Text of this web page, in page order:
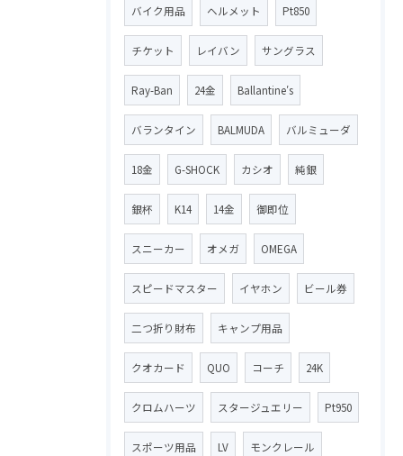
バイク用品 ヘルメット Pt850
チケット レイバン サングラス
Ray-Ban 24金 Ballantine′s
バランタイン BALMUDA バルミューダ
18金 G-SHOCK カシオ 純銀
銀杯 K14 14金 御即位
スニーカー オメガ OMEGA
スピードマスター イヤホン ビール券
二つ折り財布 キャンプ用品
クオカード QUO コーチ 24K
クロムハーツ スタージュエリー Pt950
スポーツ用品 LV モンクレール